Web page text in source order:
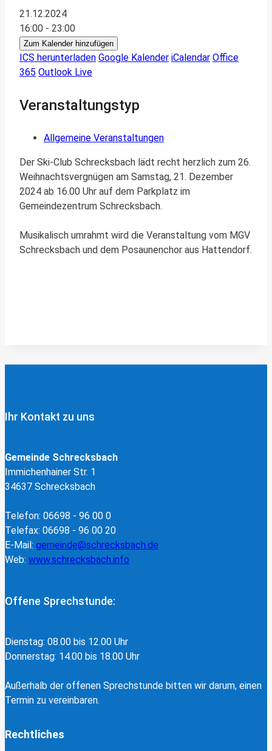
21.12.2024
16:00 - 23:00
Zum Kalender hinzufügen
ICS herunterladen Google Kalender iCalendar Office
365 Outlook Live
Veranstaltungstyp
Allgemeine Veranstaltungen
Der Ski-Club Schrecksbach lädt recht herzlich zum 26.
Weihnachtsvergnügen am Samstag, 21. Dezember
2024 ab 16.00 Uhr auf dem Parkplatz im
Gemeindezentrum Schrecksbach.
Musikalisch umrahmt wird die Veranstaltung vom MGV
Schrecksbach und dem Posaunenchor aus Hattendorf.
Ihr Kontakt zu uns
Gemeinde Schrecksbach
Immichenhainer Str. 1
34637 Schrecksbach
Telefon: 06698 - 96 00 0
Telefax: 06698 - 96 00 20
E-Mail: gemeinde@schrecksbach.de
Web: www.schrecksbach.info
Offene Sprechstunde:
Dienstag: 08.00 bis 12.00 Uhr
Donnerstag: 14.00 bis 18.00 Uhr
Außerhalb der offenen Sprechstunde bitten wir darum, einen
Termin zu vereinbaren.
Rechtliches